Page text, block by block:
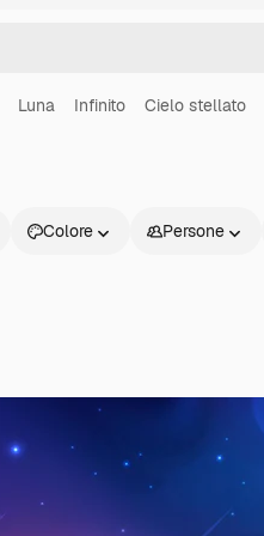
Luna Infinito Cielo stellato
Colore Persone